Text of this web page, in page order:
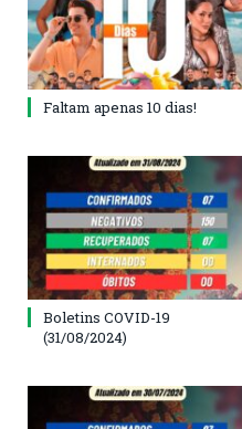
Faltam apenas 10 dias!
Boletins COVID-19
(31/08/2024)